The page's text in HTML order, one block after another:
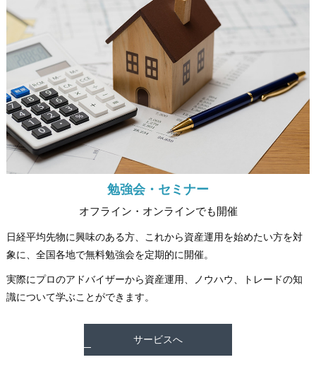
勉強会・セミナー
オフライン・オンラインでも開催
日経平均先物に興味のある方、これから資産運用を始めたい方を対
象に、全国各地で無料勉強会を定期的に開催。
実際にプロのアドバイザーから資産運用、ノウハウ、トレードの知
識について学ぶことができます。
サービスへ